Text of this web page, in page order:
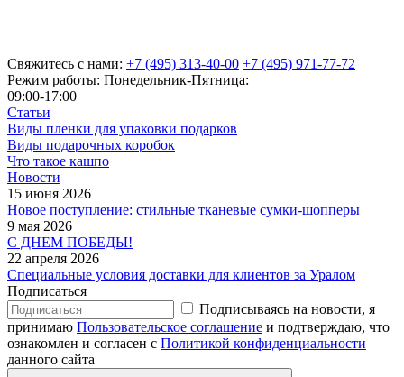
Свяжитесь с нами: +7 (495) 313-40-00 +7 (495) 971-77-72
Режим работы: Понедельник-Пятница:
09:00-17:00
Статьи
Виды пленки для упаковки подарков
Виды подарочных коробок
Что такое кашпо
Новости
15 июня 2026
Новое поступление: стильные тканевые сумки-шопперы
9 мая 2026
С ДНЕМ ПОБЕДЫ!
22 апреля 2026
Специальные условия доставки для клиентов за Уралом
Подписаться
Подписываясь на новости, я
принимаю Пользовательское соглашение и подтверждаю, что
ознакомлен и согласен с Политикой конфиденциальности
данного сайта